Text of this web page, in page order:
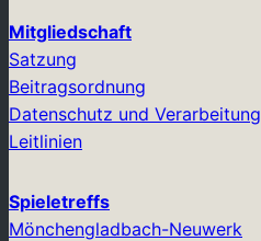
Mitgliedschaft
Satzung
Beitragsordnung
Datenschutz und Verarbeitung
Leitlinien
Spieletreffs
Mönchengladbach-Neuwerk